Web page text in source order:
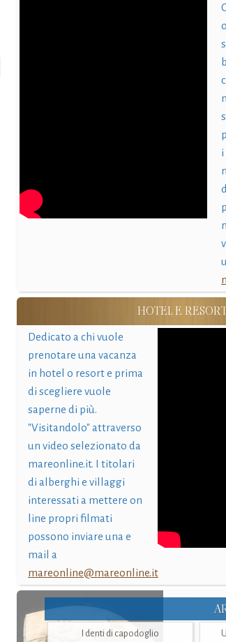
i
HOTEL E
Dedicato a chi vuole
prenotare una vacanza
in hotel o resort e prima
di scegliere vuole
saperne di più.
"Visitandolo" attraverso
un video selezionato da
mareonline.it. I titolari
di alberghi e villaggi
interessati a mettere on
line propri filmati
possono inviare una e
mail a
mareonline@mareonline.it
I denti di capodoglio